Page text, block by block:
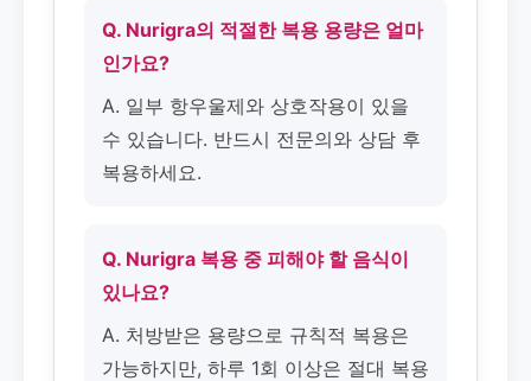
Q. Nurigra의 적절한 복용 용량은 얼마
인가요?
A. 일부 항우울제와 상호작용이 있을
수 있습니다. 반드시 전문의와 상담 후
복용하세요.
Q. Nurigra 복용 중 피해야 할 음식이
있나요?
A. 처방받은 용량으로 규칙적 복용은
가능하지만, 하루 1회 이상은 절대 복용